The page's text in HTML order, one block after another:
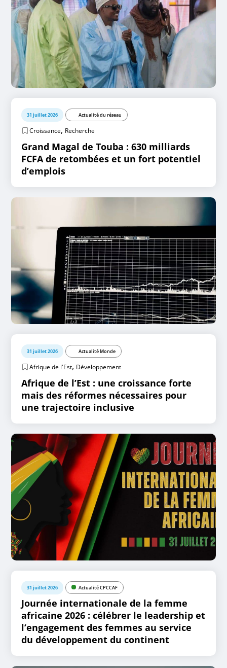
31 juillet 2026 Actualité du réseau
Croissance, Recherche
Grand Magal de Touba : 630 milliards
FCFA de retombées et un fort potentiel
d’emplois
31 juillet 2026 Actualité Monde
Afrique de l'Est, Développement
Afrique de l’Est : une croissance forte
mais des réformes nécessaires pour
une trajectoire inclusive
31 juillet 2026 Actualité CPCCAF
Journée internationale de la femme
africaine 2026 : célébrer le leadership et
l’engagement des femmes au service
du développement du continent